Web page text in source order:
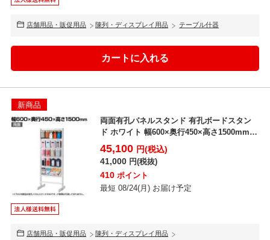
店舗用品・販促用品 陳列・ディスプレイ用品 テーブル什器
新商品
両面有孔パネルスタンド 有孔ボードスタン
ド ホワイト 幅600×奥行450×高さ1500mm
穴あき...
45,100 円(税込)
41,000 円(税抜)
410 ポイント
最短 08/24(月) お届け予定
店舗用品・販促用品
陳列・ディスプレイ用品